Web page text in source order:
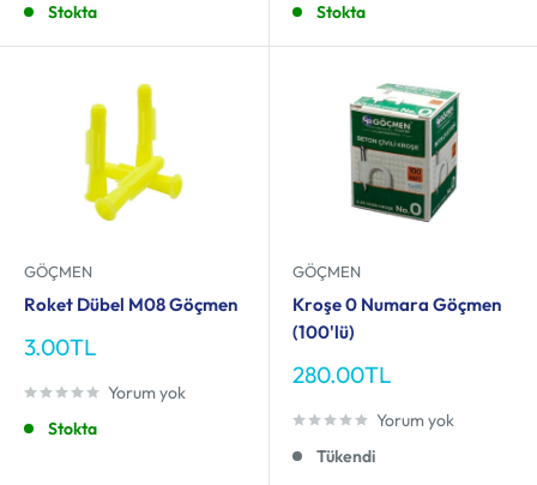
Stokta
Stokta
GÖÇMEN
Roket Dübel M08 Göçmen
İndirimli
3.00TL
Yorum yok
Stokta
GÖÇMEN
Kroşe 0 Numara Göçmen
(100'lü)
İndirimli
280.00TL
Yorum yok
Tükendi